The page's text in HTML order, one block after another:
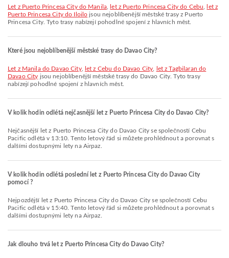
let z Puerto Princesa City do Manila let z Puerto Princesa City do Cebu
let z
Puerto Princesa City do Iloilo jsou nejoblíbenější městské trasy z Puerto
Princesa City. Tyto trasy nabízejí pohodlné spojení z hlavních měst.
Které jsou nejoblíbenější městské trasy do Davao City?
let z Manila do Davao City, let z Cebu do Davao City
let z Tagbilaran do
Davao City jsou nejoblíbenější městské trasy do Davao City. Tyto trasy
nabízejí pohodlné spojení z hlavních měst.
V kolik hodin odlétá nejčasnější let z Puerto Princesa City do Davao City?
Nejčasnější let z Puerto Princesa City do Davao City se společností Cebu
Pacific odlétá v 13:10. Tento letový řád si můžete prohlédnout a porovnat s
dalšími dostupnými lety na Airpaz.
V kolik hodin odlétá poslední let z Puerto Princesa City do Davao City
pomocí ?
Nejpozdější let z Puerto Princesa City do Davao City se společností Cebu
Pacific odlétá v 15:40. Tento letový řád si můžete prohlédnout a porovnat s
dalšími dostupnými lety na Airpaz.
Jak dlouho trvá let z Puerto Princesa City do Davao City?